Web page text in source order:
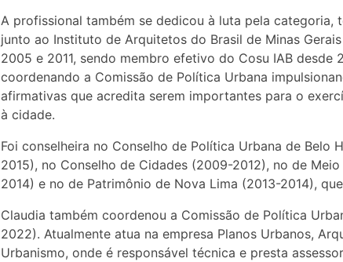
A profissional também se dedicou à luta pela categoria,
junto ao Instituto de Arquitetos do Brasil de Minas
2005 e 2011, sendo membro efetivo do Cosu IAB desde
coordenando a Comissão de Política Urbana
afirmativas que acredita serem importantes para o
à cidade.
Foi conselheira no Conselho de Política Urbana de Belo
2015), no Conselho de Cidades (2009-2012), no de
2014) e no de Patrimônio de Nova Lima (2013-2014),
Claudia também coordenou a Comissão de Política
2022). Atualmente atua na empresa Planos Urbanos,
Urbanismo, onde é responsável técnica e presta